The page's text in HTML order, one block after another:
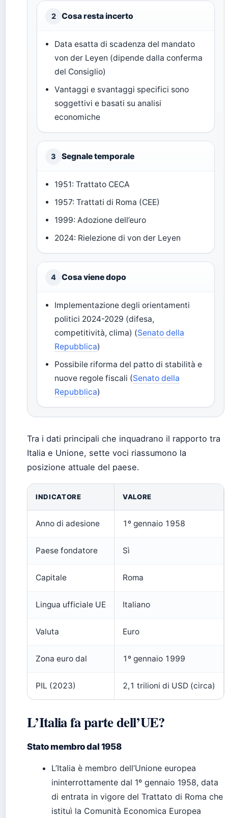
2 Cosa resta incerto
Data esatta di scadenza del mandato
von der Leyen (dipende dalla conferma
del Consiglio)
Vantaggi e svantaggi specifici sono
soggettivi e basati su analisi
economiche
3 Segnale temporale
1951: Trattato CECA
1957: Trattati di Roma (CEE)
1999: Adozione dell’euro
2024: Rielezione di von der Leyen
4 Cosa viene dopo
Implementazione degli orientamenti
politici 2024-2029 (difesa,
competitività, clima) (Senato della
Repubblica)
Possibile riforma del patto di stabilità e
nuove regole fiscali (Senato della
Repubblica)
Tra i dati principali che inquadrano il rapporto tra
Italia e Unione, sette voci riassumono la
posizione attuale del paese.
INDICATORE VALORE
Anno di adesione 1º gennaio 1958
Paese fondatore Sì
Capitale Roma
Lingua ufficiale UE Italiano
Valuta Euro
Zona euro dal 1º gennaio 1999
PIL (2023) 2,1 trilioni di USD (circa)
L’Italia fa parte dell’UE?
Stato membro dal 1958
L’Italia è membro dell’Unione europea
ininterrottamente dal 1º gennaio 1958, data
di entrata in vigore del Trattato di Roma che
istituì la Comunità Economica Europea